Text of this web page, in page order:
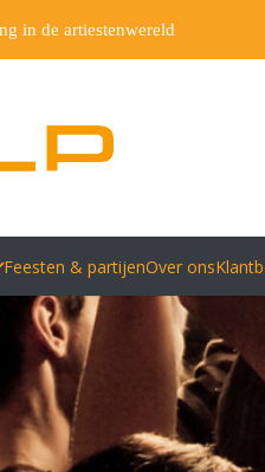
in de artiestenwereld
Feesten & partijenOver ons